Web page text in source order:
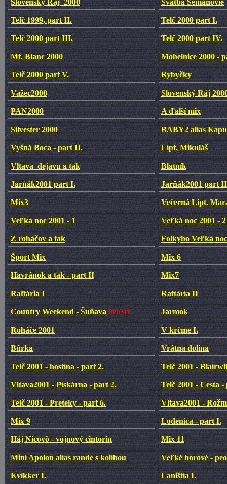
Slovenský Raj 2000 Svatba Semanovie
Telč 1999, part II. Telč 2000 part I.
Telč 2000 part III. Telč 2000 part IV.
Mt. Blanc 2000 Mohelnice 2000 -
Telč 2000 part V. Rybyčky
Važec2000 Slovenský Ráj
PAN2000 A ďalší mix
Silvester 2000 BABY2 alias
Vyšná Boca - part II. Lipt. Mikuláš
Vltava dejavu a tak Blatník
Jarňák2001 part I. Jarňák2001 part
Mix3 Večerná Lipt.
Veľká noc 2001 - 1 Veľká noc 2001 - 2
Z roháčov a tak Folkyho Veľká noc
Šport Mix Mix 6
Havránok a tak - part II Mix7
Raftária I Raftária II
Country Weekend - Šuňava UPDATE Jarmok
Roháče 2001 V krčme I.
Búrka Vrátna dolina
Telč 2001 - hostina - part 2. Telč 2001 -
Vltava2001 - Pískárna - part 2. Telč 2001 - Cesta
Telč 2001 - Preteky - part 6. Vltava2001 -
Mix 9 Lodenica - part I.
Háj Nicovô - vojnový cintorín Mix 11
Mini Apolon alias rande s kolibou Veľké borové -
Kvikker I. Laništia I.